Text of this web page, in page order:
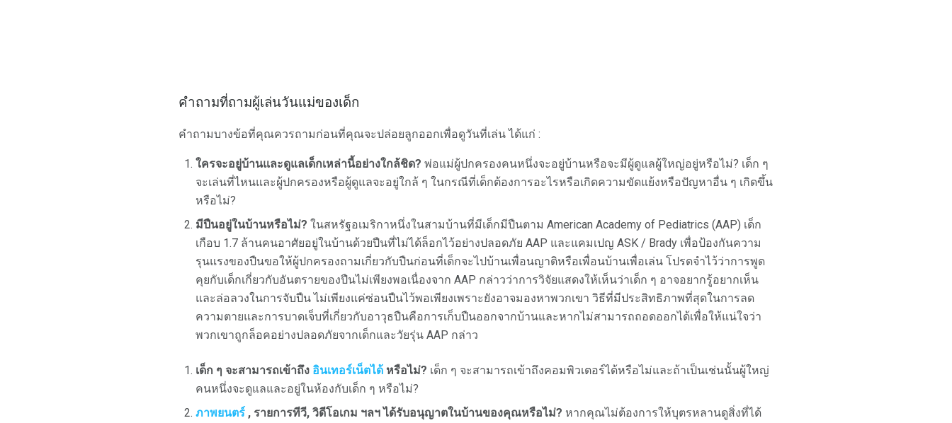
คำถามที่ถามผู้เล่นวันแม่ของเด็ก
คำถามบางข้อที่คุณควรถามก่อนที่คุณจะปล่อยลูกออกเพื่อดูวันที่เล่น ได้แก่ :
ใครจะอยู่บ้านและดูแลเด็กเหล่านี้อย่างใกล้ชิด? พ่อแม่ผู้ปกครองคนหนึ่งจะอยู่บ้านหรือจะมีผู้ดูแลผู้ใหญ่อยู่หรือไม่? เด็ก ๆ
จะเล่นที่ไหนและผู้ปกครองหรือผู้ดูแลจะอยู่ใกล้ ๆ ในกรณีที่เด็กต้องการอะไรหรือเกิดความขัดแย้งหรือปัญหาอื่น ๆ เกิดขึ้น
หรือไม่?
มีปืนอยู่ในบ้านหรือไม่? ในสหรัฐอเมริกาหนึ่งในสามบ้านที่มีเด็กมีปืนตาม American Academy of Pediatrics (AAP) เด็ก
เกือบ 1.7 ล้านคนอาศัยอยู่ในบ้านด้วยปืนที่ไม่ได้ล็อกไว้อย่างปลอดภัย AAP และแคมเปญ ASK / Brady เพื่อป้องกันความ
รุนแรงของปืนขอให้ผู้ปกครองถามเกี่ยวกับปืนก่อนที่เด็กจะไปบ้านเพื่อนญาติหรือเพื่อนบ้านเพื่อเล่น โปรดจำไว้ว่าการพูด
คุยกับเด็กเกี่ยวกับอันตรายของปืนไม่เพียงพอเนื่องจาก AAP กล่าวว่าการวิจัยแสดงให้เห็นว่าเด็ก ๆ อาจอยากรู้อยากเห็น
และล่อลวงในการจับปืน ไม่เพียงแค่ซ่อนปืนไว้พอเพียงเพราะยังอาจมองหาพวกเขา วิธีที่มีประสิทธิภาพที่สุดในการลด
ความตายและการบาดเจ็บที่เกี่ยวกับอาวุธปืนคือการเก็บปืนออกจากบ้านและหากไม่สามารถถอดออกได้เพื่อให้แน่ใจว่า
พวกเขาถูกล็อคอย่างปลอดภัยจากเด็กและวัยรุ่น AAP กล่าว
เด็ก ๆ จะสามารถเข้าถึง อินเทอร์เน็ตได้ หรือไม่? เด็ก ๆ จะสามารถเข้าถึงคอมพิวเตอร์ได้หรือไม่และถ้าเป็นเช่นนั้นผู้ใหญ่
คนหนึ่งจะดูแลและอยู่ในห้องกับเด็ก ๆ หรือไม่?
ภาพยนตร์ , รายการทีวี, วิดีโอเกม ฯลฯ ได้รับอนุญาตในบ้านของคุณหรือไม่? หากคุณไม่ต้องการให้บุตรหลานดูสิ่งที่ได้